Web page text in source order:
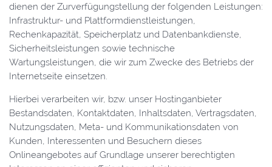
dienen der Zurverfügungstellung der folgenden Leistungen:
Infrastruktur- und Plattformdienstleistungen,
Rechenkapazität, Speicherplatz und Datenbankdienste,
Sicherheitsleistungen sowie technische
Wartungsleistungen, die wir zum Zwecke des Betriebs der
Internetseite einsetzen.
Hierbei verarbeiten wir, bzw. unser Hostinganbieter
Bestandsdaten, Kontaktdaten, Inhaltsdaten, Vertragsdaten,
Nutzungsdaten, Meta- und Kommunikationsdaten von
Kunden, Interessenten und Besuchern dieses
Onlineangebotes auf Grundlage unserer berechtigten